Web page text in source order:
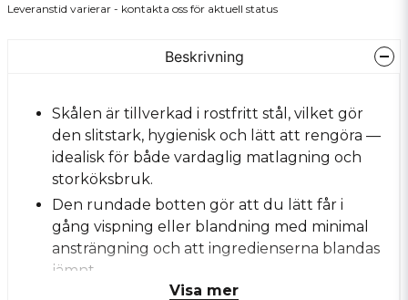
Leveranstid varierar - kontakta oss för aktuell status
Beskrivning
Skålen är tillverkad i rostfritt stål, vilket gör
den slitstark, hygienisk och lätt att rengöra —
idealisk för både vardaglig matlagning och
storköksbruk.
Den rundade botten gör att du lätt får i
gång vispning eller blandning med minimal
ansträngning och att ingredienserna blandas
jämnt.
Bunkens design passar för många olika
Visa mer